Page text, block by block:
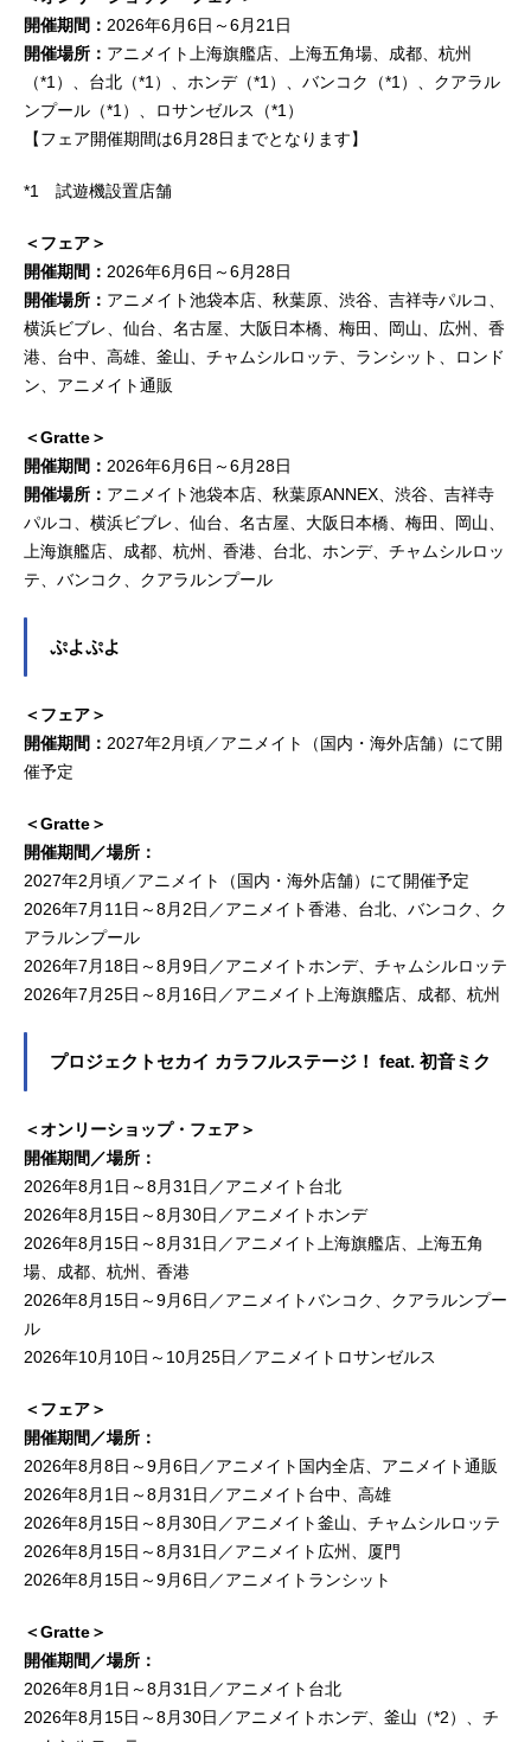
開催期間： 2026年6月6日～6月21日
開催場所： アニメイト上海旗艦店、上海五角場、成都、杭州
（*1）、台北（*1）、ホンデ（*1）、バンコク（*1）、クアラル
ンプール（*1）、ロサンゼルス（*1）
【フェア開催期間は6月28日までとなります】
*1 試遊機設置店舗
＜フェア＞
開催期間： 2026年6月6日～6月28日
開催場所： アニメイト池袋本店、秋葉原、渋谷、吉祥寺パルコ、
横浜ビブレ、仙台、名古屋、大阪日本橋、梅田、岡山、広州、香
港、台中、高雄、釜山、チャムシルロッテ、ランシット、ロンド
ン、アニメイト通販
＜Gratte＞
開催期間： 2026年6月6日～6月28日
開催場所： アニメイト池袋本店、秋葉原ANNEX、渋谷、吉祥寺
パルコ、横浜ビブレ、仙台、名古屋、大阪日本橋、梅田、岡山、
上海旗艦店、成都、杭州、香港、台北、ホンデ、チャムシルロッ
テ、バンコク、クアラルンプール
ぷよぷよ
＜フェア＞
開催期間： 2027年2月頃／アニメイト（国内・海外店舗）にて開
催予定
＜Gratte＞
開催期間／場所：
2027年2月頃／アニメイト（国内・海外店舗）にて開催予定
2026年7月11日～8月2日／アニメイト香港、台北、バンコク、ク
アラルンプール
2026年7月18日～8月9日／アニメイトホンデ、チャムシルロッテ
2026年7月25日～8月16日／アニメイト上海旗艦店、成都、杭州
プロジェクトセカイ カラフルステージ！ feat. 初音ミク
＜オンリーショップ・フェア＞
開催期間／場所：
2026年8月1日～8月31日／アニメイト台北
2026年8月15日～8月30日／アニメイトホンデ
2026年8月15日～8月31日／アニメイト上海旗艦店、上海五角
場、成都、杭州、香港
2026年8月15日～9月6日／アニメイトバンコク、クアラルンプー
ル
2026年10月10日～10月25日／アニメイトロサンゼルス
＜フェア＞
開催期間／場所：
2026年8月8日～9月6日／アニメイト国内全店、アニメイト通販
2026年8月1日～8月31日／アニメイト台中、高雄
2026年8月15日～8月30日／アニメイト釜山、チャムシルロッテ
2026年8月15日～8月31日／アニメイト広州、厦門
2026年8月15日～9月6日／アニメイトランシット
＜Gratte＞
開催期間／場所：
2026年8月1日～8月31日／アニメイト台北
2026年8月15日～8月30日／アニメイトホンデ、釜山（*2）、チ